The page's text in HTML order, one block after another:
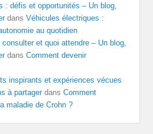
: défis et opportunités – Un blog,
dansVéhicules électriques :
au quotidien
et quoi attendre – Un blog,
dansComment devenir
inspirants et expériences vécues
à partagerdansComment
maladie de Crohn ?